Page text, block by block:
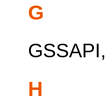
G
GSSAPI,
H